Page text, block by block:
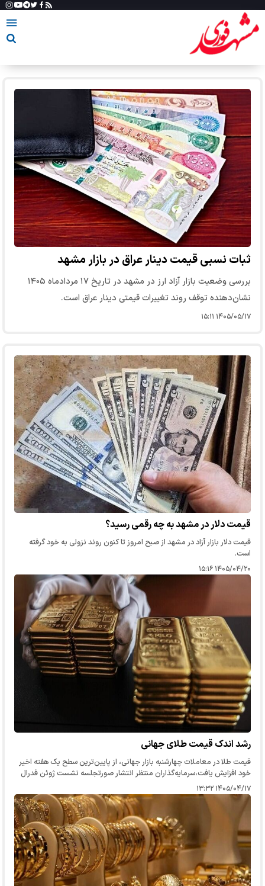
ثبات نسبی قیمت دینار عراق در بازار مشهد
بررسی وضعیت بازار آزاد ارز در مشهد در تاریخ ۱۷ مردادماه ۱۴۰۵
نشان‌دهنده توقف روند تغییرات قیمتی دینار عراق است.
۱۴۰۵/۰۵/۱۷ ۱۵:۱۱
قیمت دلار در مشهد به چه رقمی رسید؟
قیمت دلار بازار آزاد در مشهد از صبح امروز تا کنون روند نزولی به خود گرفته
است.
۱۴۰۵/۰۴/۲۰ ۱۵:۱۶
رشد اندک قیمت طلای جهانی
قیمت طلا در معاملات چهارشنبه بازار جهانی، از پایین‌ترین سطح یک هفته اخیر
خود افزایش یافت،سرمایه‌گذاران منتظر انتشار صورتجلسه نشست ژوئن فدرال
رزرو هستند و نگرانی‌های تورمی ناشی از حملات جدید آمریکا…
۱۴۰۵/۰۴/۱۷ ۱۳:۳۲